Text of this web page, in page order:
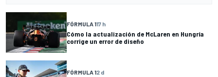
FÓRMULA 117 h
Cómo la actualización de McLaren en Hungría
corrige un error de diseño
FÓRMULA 12 d